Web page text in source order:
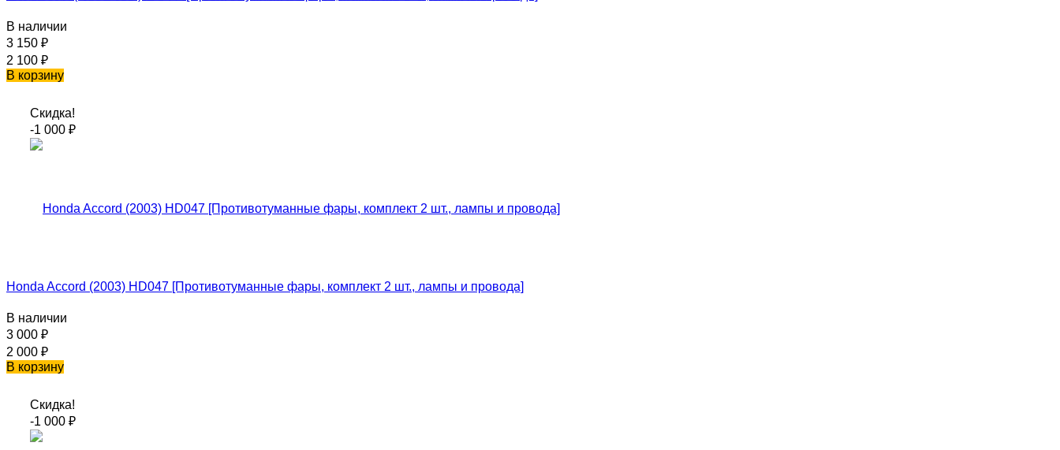
В наличии
3 150 ₽
2 100 ₽
В корзину
Скидка!
-1 000 ₽
Honda Accord (2003) HD047 [Противотуманные фары, комплект 2 шт., лампы и провода]
В наличии
3 000 ₽
2 000 ₽
В корзину
Скидка!
-1 000 ₽